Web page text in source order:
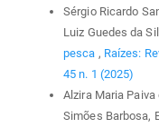
Sérgio Ricardo
Luiz Guedes da
pesca , Raízes:
45 n. 1 (2025)
Alzira Maria
Simões Barbosa,